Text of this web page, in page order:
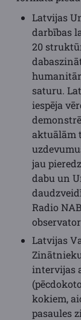
Latvijas
darbības
20
saturu.
iespēja
aktuālām
jau
dabu un
Radio
Latvijas
intervijas
kokiem,
pasaules